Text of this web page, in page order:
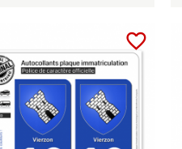
favorite_border